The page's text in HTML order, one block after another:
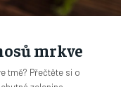
mrkve
tmě? Přečtěte si o